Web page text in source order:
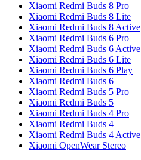
Xiaomi Redmi Buds 8 Pro
Xiaomi Redmi Buds 8 Lite
Xiaomi Redmi Buds 8 Active
Xiaomi Redmi Buds 6 Pro
Xiaomi Redmi Buds 6 Active
Xiaomi Redmi Buds 6 Lite
Xiaomi Redmi Buds 6 Play
Xiaomi Redmi Buds 6
Xiaomi Redmi Buds 5 Pro
Xiaomi Redmi Buds 5
Xiaomi Redmi Buds 4 Pro
Xiaomi Redmi Buds 4
Xiaomi Redmi Buds 4 Active
Xiaomi OpenWear Stereo